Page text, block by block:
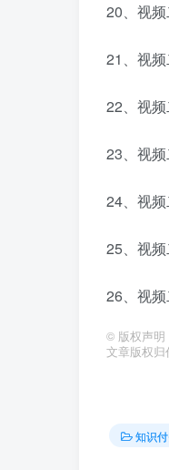
20、视
21、视
22、视
23、视
24、视
25、视
26、视
© 版权声明
文章版权归
知识